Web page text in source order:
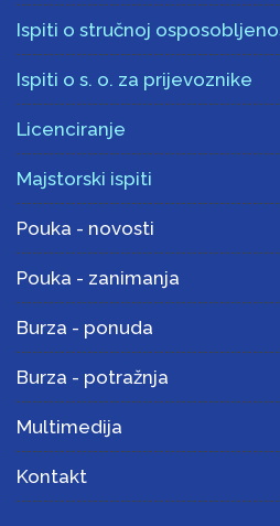
Ispiti o stručnoj
Ispiti o s. o. za prijevoznike
Licenciranje
Majstorski ispiti
Pouka - novosti
Pouka - zanimanja
Burza - ponuda
Burza - potražnja
Multimedija
Kontakt